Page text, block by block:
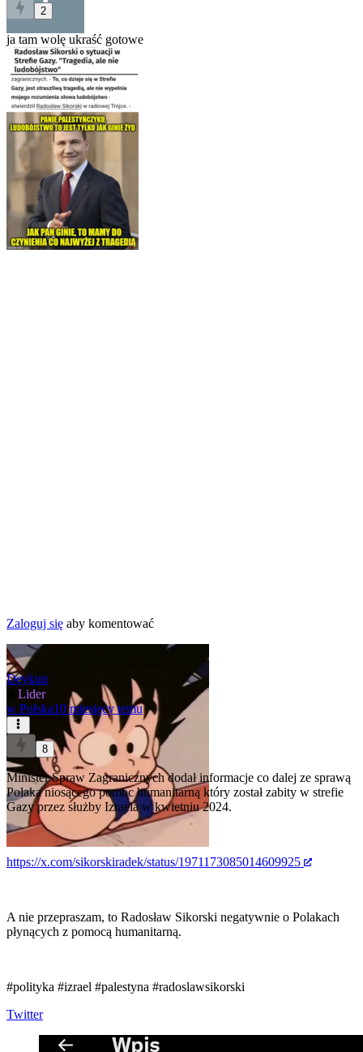
2
ja tam wolę ukraść gotowe
Zaloguj się aby komentować
Deykun
Lider
w Polska10 miesięcy temu
8
Minister Spraw Zagranicznych dodał informacje co dalej ze sprawą
Polaka niosącego pomoc humanitarną który został zabity w strefie
Gazy przez służby Izraela w kwietniu 2024.
https://x.com/sikorskiradek/status/1971173085014609925
A nie przepraszam, to Radosław Sikorski negatywnie o Polakach
płynących z pomocą humanitarną.
#polityka #izrael #palestyna #radoslawsikorski
Twitter